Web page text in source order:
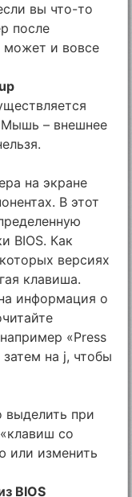
вы что-то
после
может и вовсе
– внешнее
на экране
В этот
BIOS. Как
версиях
клавиша.
информация о
«Press
на j, чтобы
при
со
или изменить
BIOS